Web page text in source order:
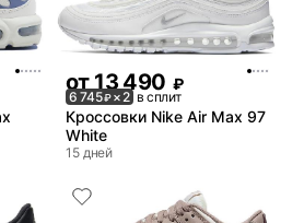
от 13 490 ₽
6 745₽× 2 в сплит
Кроссовки Nike Air Max 97
White
15 дней